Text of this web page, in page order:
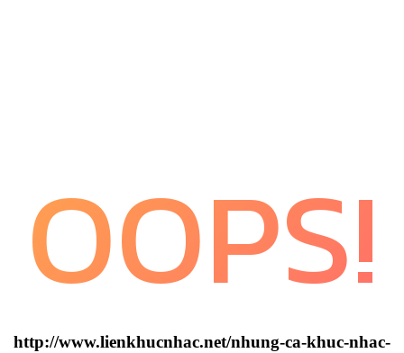
OOPS!
http://www.lienkhucnhac.net/nhung-ca-khuc-nhac-